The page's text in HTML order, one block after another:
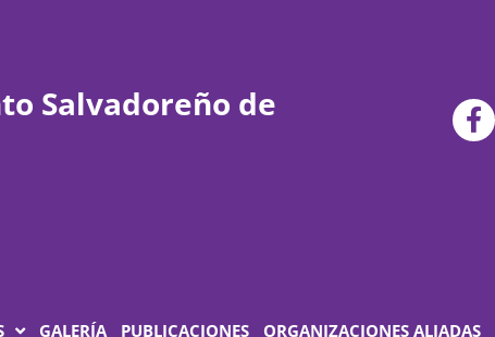
Salvadoreño de
GALERÍA PUBLICACIONES ORGANIZACIONES ALIADAS